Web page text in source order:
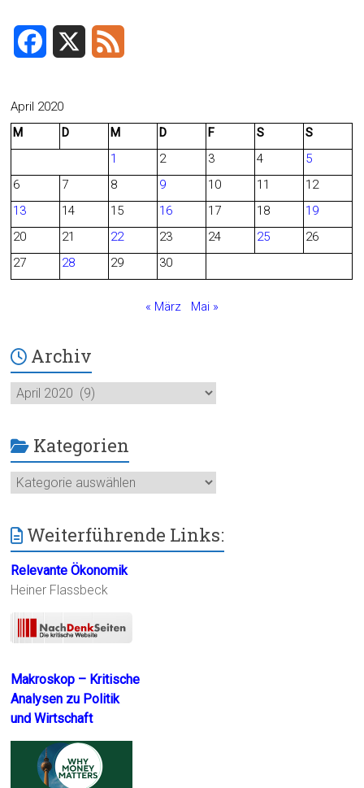
ok
c
b
o
April 2020
M
D M D F S
S
1
2 3 4
5
6
7 8 9 10 11
12
13
14 15 16 17 18
19
20
21 22 23 24 25
26
27
28 29 30
« März Mai »
Archiv
Archiv
Kategorien
Kategorien
Weiterführende Links:
Relevante Ökonomik
Heiner Flassbeck
Makroskop – Kritische
Analysen zu Politik
und Wirtschaft